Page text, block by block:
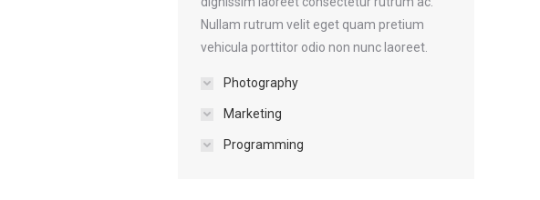
Nullam rutrum velit eget quam pretium
vehicula porttitor odio non nunc laoreet.
Photography
Marketing
Programming